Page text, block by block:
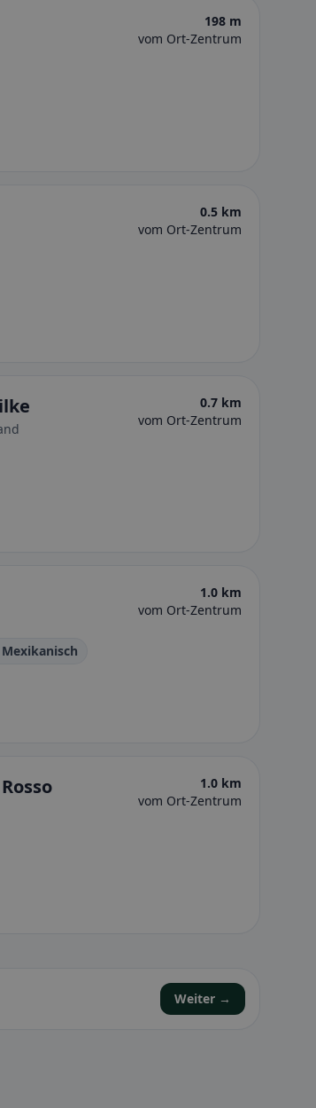
198 m
vom Ort-Zentrum
0.5 km
vom Ort-Zentrum
0.7 km
vom Ort-Zentrum
1.0 km
vom Ort-Zentrum
1.0 km
vom Ort-Zentrum
Weiter →